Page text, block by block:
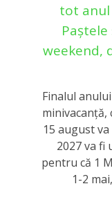
tot anul
weekend,
Finalul
minivacanță,
15 august
2027 va fi
pentru că 1
1-2